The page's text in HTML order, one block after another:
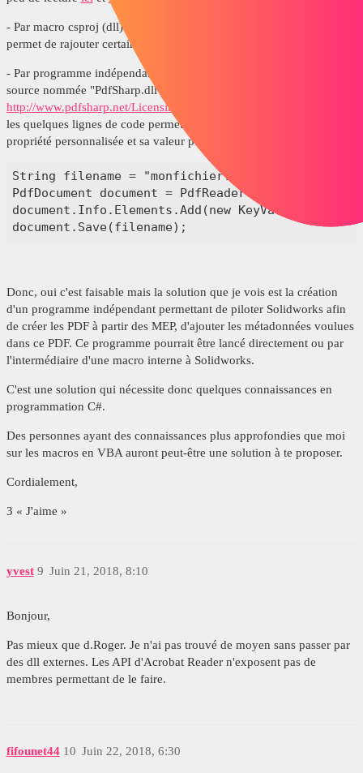
- Par macro csproj (dll) : Je n'ai pas réussit à le faire car VSTA ne me
permet de rajouter certaines références utiles au traitement à faire.
- Par programme indépendant en C# : Il suffit de mettre la dll open
source nommée "PdfSharp.dll" (voir
http://www.pdfsharp.net/Licensing.ashx
les quelques lignes de code permettant d'ouvrir le pdf, de créer la
propriété personnalisée et sa valeur puis d'enregistrer le pdf.
String filename = "monfichier.pdf";
PdfDocument document = PdfReader.Open(filename);
document.Info.Elements.Add(new
document.Save(filename);
Donc, oui c'est faisable mais la solution que je vois est la création
d'un programme indépendant permettant de piloter Solidworks afin
de créer les PDF à partir des MEP, d'ajouter les métadonnées voulues
dans ce PDF. Ce programme pourrait être lancé directement ou par
l'intermédiaire d'une macro interne à Solidworks.
C'est une solution qui nécessite donc quelques connaissances en
programmation C#.
Des personnes ayant des connaissances plus approfondies que moi
sur les macros en VBA auront peut-être une solution à te proposer.
Cordialement,
3 « J'aime »
yvest Juin 21, 2018, 8:10
9
Bonjour,
Pas mieux que d.Roger. Je n'ai pas trouvé de moyen sans passer par
des dll externes. Les API d'Acrobat Reader n'exposent pas de
membres permettant de le faire.
fifounet44 Juin 22, 2018, 6:30
10